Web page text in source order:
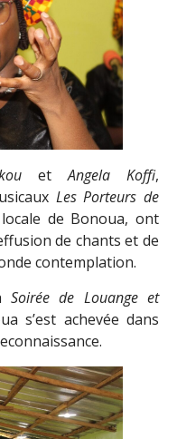
etAngela Koffi,
Les Porteurs de
de Bonoua, ont
de chants et de
contemplation.
Soirée de Louange et
s’est achevée dans